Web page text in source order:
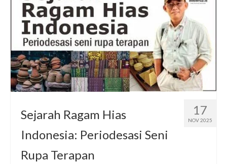
17
NOV 2025
Sejarah Ragam Hias
Indonesia: Periodesasi Seni
Rupa Terapan